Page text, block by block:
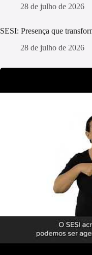
28 de julho de 2026
SESI: Presença que
28 de julho de 2026